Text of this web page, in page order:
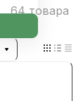
64 товара